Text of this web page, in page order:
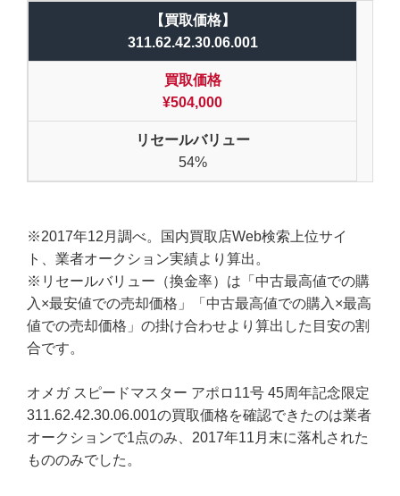
【買取価格】
311.62.42.30.06.001
買取価格
¥504,000
リセールバリュー
54%
※2017年12月調べ。国内買取店Web検索上位サイ
ト、業者オークション実績より算出。
※リセールバリュー（換金率）は「中古最高値での購
入×最安値での売却価格」「中古最高値での購入×最高
値での売却価格」の掛け合わせより算出した目安の割
合です。
オメガ スピードマスター アポロ11号 45周年記念限定
311.62.42.30.06.001の買取価格を確認できたのは業者
オークションで1点のみ、2017年11月末に落札された
もののみでした。